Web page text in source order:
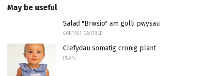
May be useful
Salad "Brwsio" am golli pwysau
CARTREF CARTREF
Clefydau somatig cronig plant
PLANT